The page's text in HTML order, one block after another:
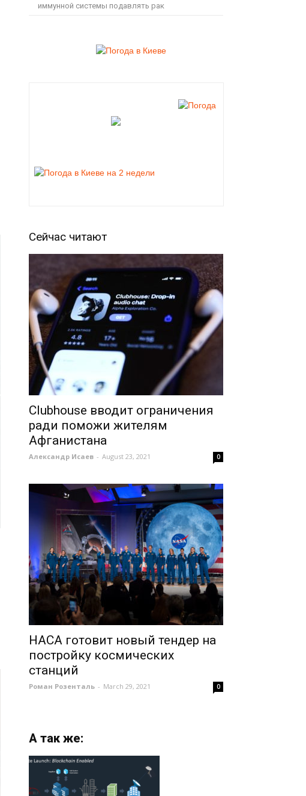
иммунной системы подавлять рак
Сейчас читают
Clubhouse вводит ограничения
ради поможи жителям
Афганистана
Александр Исаев - August 23, 2021 0
НАСА готовит новый тендер на
постройку космических
станций
Роман Розенталь - March 29, 2021 0
А так же: